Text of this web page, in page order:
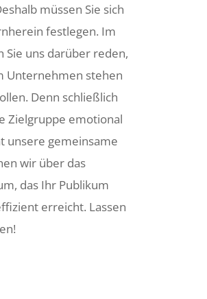
müssen Sie sich
festlegen. Im
Sie uns darüber reden,
Unternehmen stehen
Denn schließlich
Zielgruppe emotional
unsere gemeinsame
wir über das
das Ihr Publikum
erreicht. Lassen